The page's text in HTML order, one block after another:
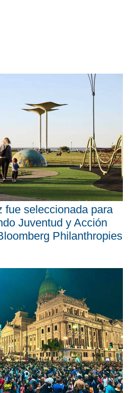
fue seleccionada para
Juventud y Acción
Philanthropies